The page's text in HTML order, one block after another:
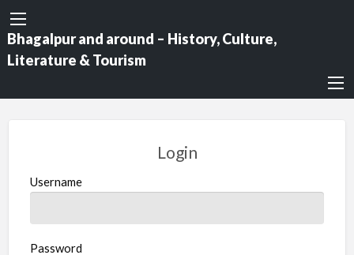
Bhagalpur and around – History, Culture,
Literature & Tourism
Login
Username
Password